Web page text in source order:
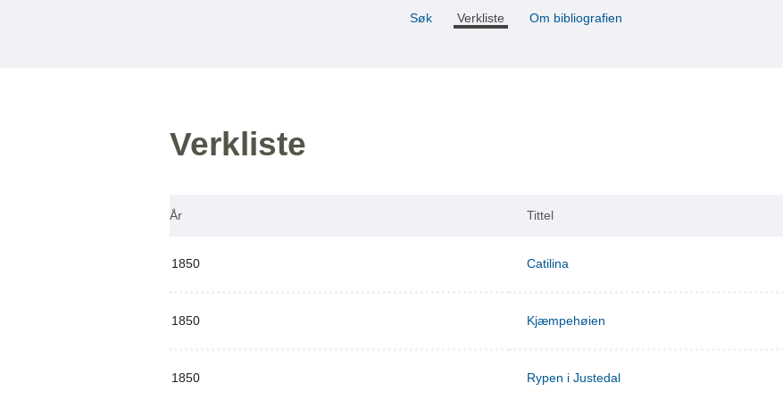
Søk Verkliste Om bibliografien
Verkliste
År Tittel
1850 Catilina
1850 Kjæmpehøien
1850 Rypen i Justedal